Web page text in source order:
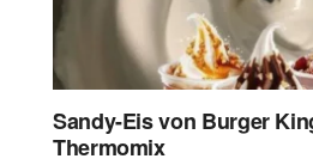
Sandy-Eis von Burger
Thermomix